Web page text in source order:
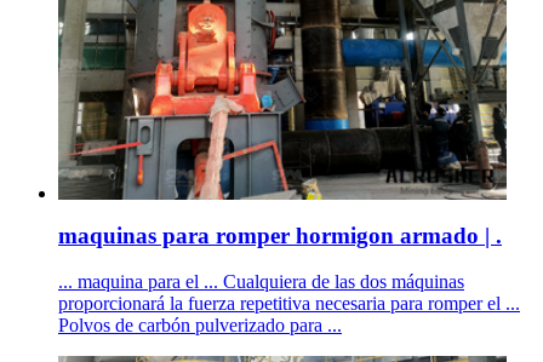
maquinas para romper hormigon armado | .
... maquina para el ... Cualquiera de las dos máquinas
proporcionará la fuerza repetitiva necesaria para romper el ...
Polvos de carbón pulverizado para ...